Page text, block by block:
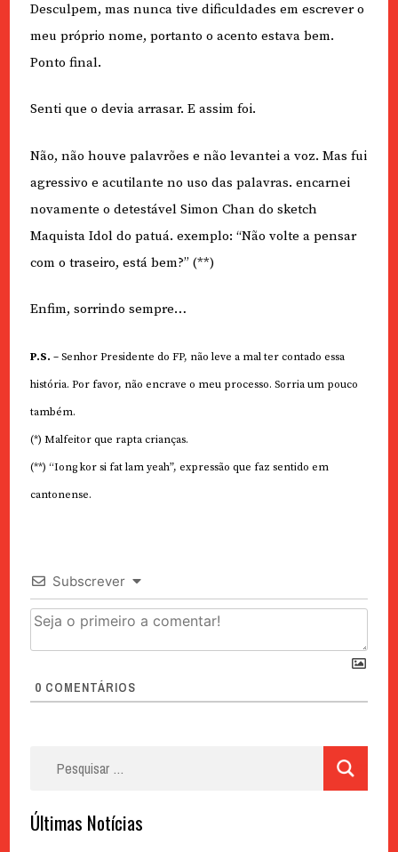
Desculpem, mas nunca tive dificuldades em escrever o
meu próprio nome, portanto o acento estava bem.
Ponto final.
Senti que o devia arrasar. E assim foi.
Não, não houve palavrões e não levantei a voz. Mas fui
agressivo e acutilante no uso das palavras. encarnei
novamente o detestável Simon Chan do sketch
Maquista Idol do patuá. exemplo: “Não volte a pensar
com o traseiro, está bem?” (**)
Enfim, sorrindo sempre…
P.S. – Senhor Presidente do FP, não leve a mal ter contado essa
história. Por favor, não encrave o meu processo. Sorria um pouco
também.
(*) Malfeitor que rapta crianças.
(**) “Iong kor si fat lam yeah”, expressão que faz sentido em
cantonense.
Subscrever
0 COMENTÁRIOS
Últimas Notícias